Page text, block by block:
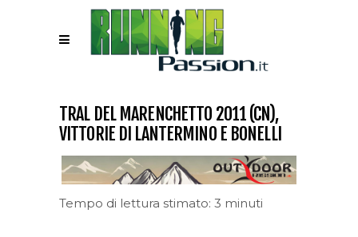
TRAL DEL MARENCHETTO 2011 (CN),
VITTORIE DI LANTERMINO E BONELLI
Tempo di lettura stimato: 3 minuti